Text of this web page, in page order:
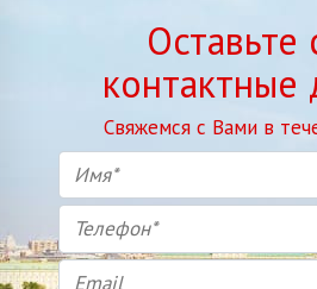
Оставьте
контактные
Свяжемся с Вами в